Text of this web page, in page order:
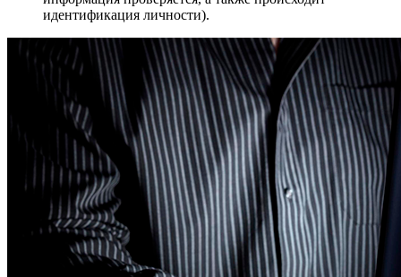
идентификация личности).